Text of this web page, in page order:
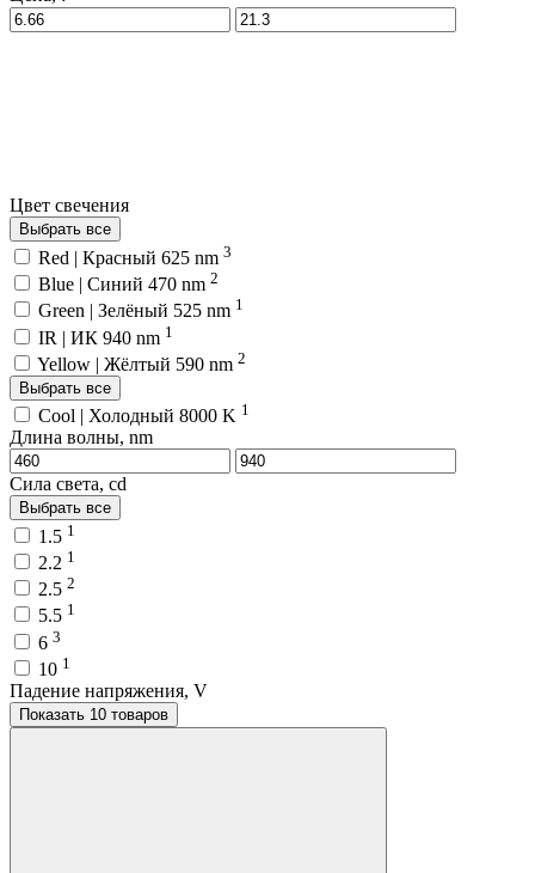
Цвет свечения
Выбрать все
Red | Красный 625 nm 3
Blue | Синий 470 nm 2
Green | Зелёный 525 nm 1
IR | ИК 940 nm 1
Yellow | Жёлтый 590 nm 2
Выбрать все
Cool | Холодный 8000 K 1
Длина волны, nm
Сила света, cd
Выбрать все
1.5 1
2.2 1
2.5 2
5.5 1
6 3
10 1
Падение напряжения, V
Показать 10 товаров